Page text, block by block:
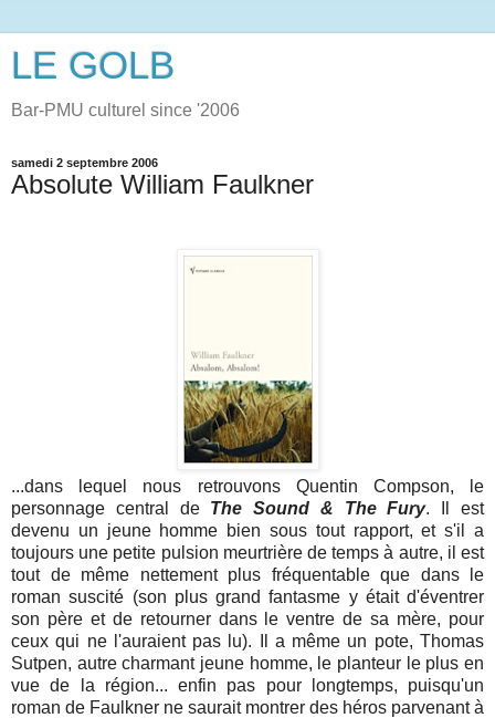
LE GOLB
Bar-PMU culturel since '2006
samedi 2 septembre 2006
Absolute William Faulkner
...dans lequel nous retrouvons Quentin Compson, le
personnage central de The Sound & The Fury. Il est
devenu un jeune homme bien sous tout rapport, et s'il a
toujours une petite pulsion meurtrière de temps à autre, il est
tout de même nettement plus fréquentable que dans le
roman suscité (son plus grand fantasme y était d'éventrer
son père et de retourner dans le ventre de sa mère, pour
ceux qui ne l'auraient pas lu). Il a même un pote, Thomas
Sutpen, autre charmant jeune homme, le planteur le plus en
vue de la région... enfin pas pour longtemps, puisqu'un
roman de Faulkner ne saurait montrer des héros parvenant à